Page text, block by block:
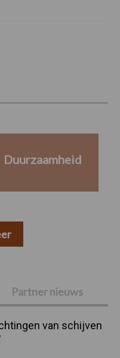
Partner nieuws
van schijven
Duurzaamheid